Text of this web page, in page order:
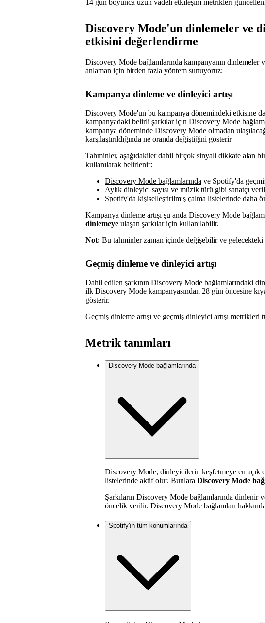
14 gün boyunca uzun vadeli etkileşim metrikleri
Discovery Mode'un dinlemeler ve
etkisini değerlendirme
Discovery Mode bağlamlarında kampanyanın
anlaman için birden fazla yöntem sunuyoruz:
Kampanya dinleme ve dinleyici artışı
Discovery Mode'un bu kampanya dönemindeki etkisine
kampanyadaki belirli şarkılar için Discovery Mode
kampanya döneminde Discovery Mode olmadan
karşılaştırıldığında ne oranda değiştiğini gösterir.
Tahminler, aşağıdakiler dahil birçok sinyali dikkate alan
kullanılarak belirlenir:
Discovery Mode bağlamlarında ve Spotify'da
Aylık dinleyici sayısı ve müzik türü gibi sanatçı
Spotify'da kişiselleştirilmiş çalma listelerinde daha
Kampanya dinleme artışı şu anda Discovery Mode
dinlemeye ulaşan şarkılar için kullanılabilir.
Not: Bu tahminler zaman içinde değişebilir ve
Geçmiş dinleme ve dinleyici artışı
Dahil edilen şarkının Discovery Mode bağlamlarındaki
ilk Discovery Mode kampanyasından 28 gün öncesine
gösterir.
Geçmiş dinleme artışı ve geçmiş dinleyici artışı metrikleri
Metrik tanımları
Discovery Mode bağlamlarında
Discovery Mode, dinleyicilerin keşfetmeye en açık
listelerinde aktif olur. Bunlara Discovery Mode
Şarkıların Discovery Mode bağlamlarında dinlenir
öncelik verilir. Discovery Mode bağlamları
Spotify'ın tüm konumlarında